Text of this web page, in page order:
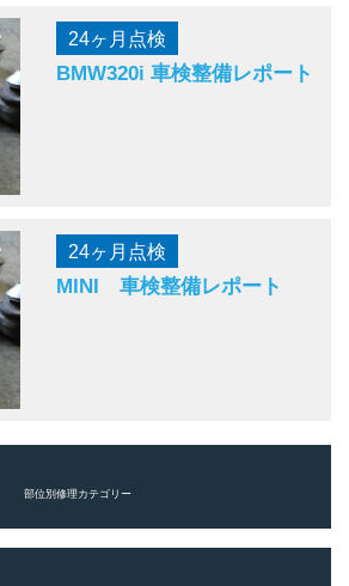
24ヶ月点検
BMW320i 車検整備レポート
24ヶ月点検
MINI 車検整備レポート
部位別修理カテゴリー